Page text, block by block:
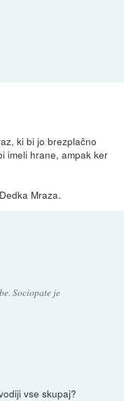
ki bi jo brezplačno
imeli hrane, ampak ker
Mraza.
Sociopate je
vse skupaj?